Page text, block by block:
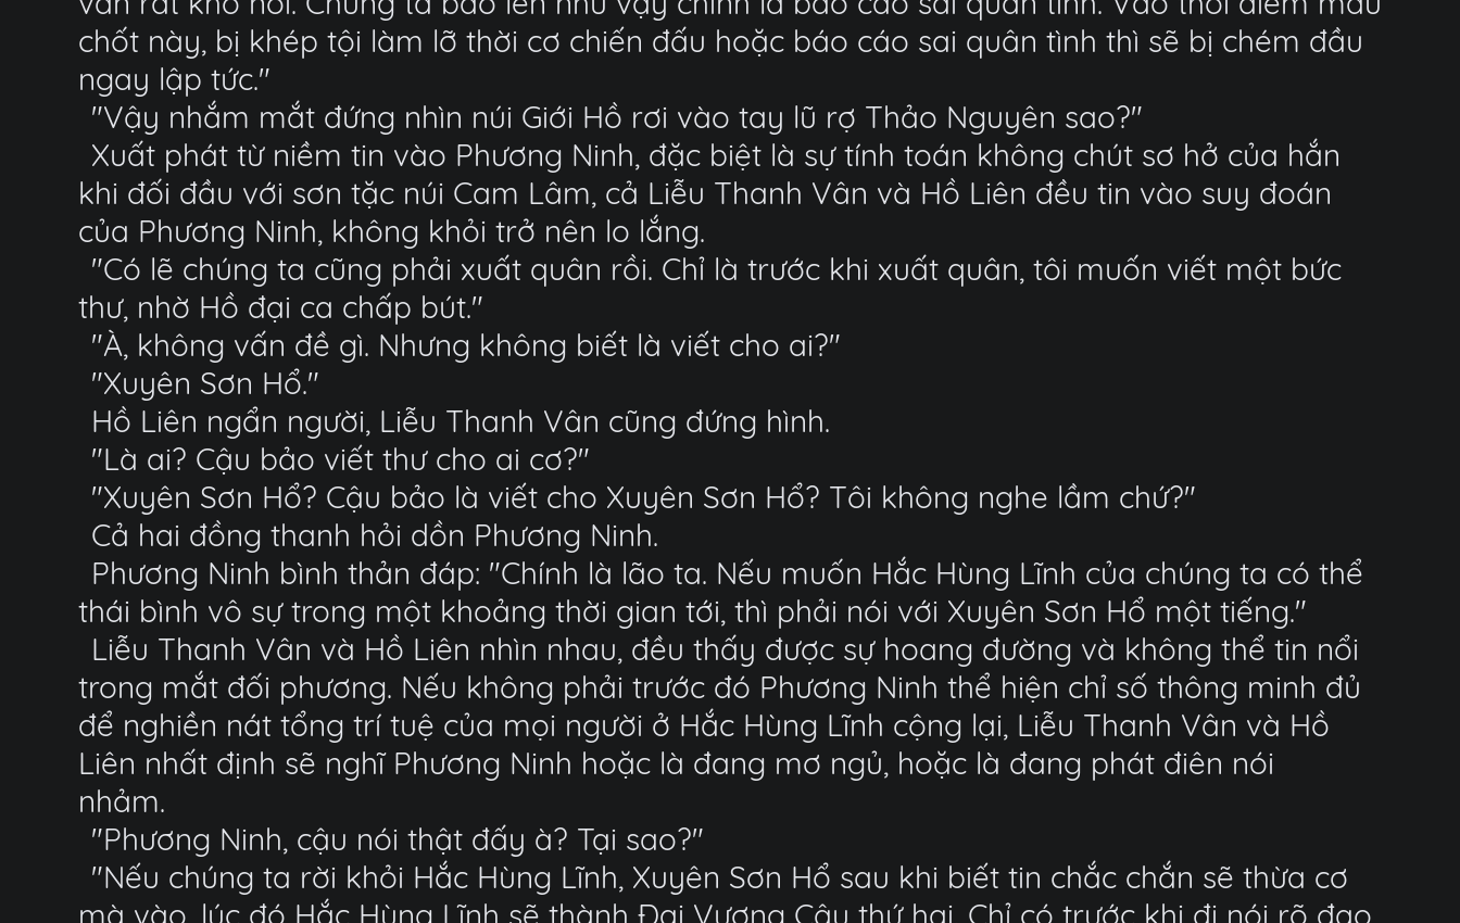
chốt này, bị khép tội làm lỡ thời cơ chiến đấu hoặc báo cáo sai quân tình thì sẽ bị chém đầu
ngay lập tức."
"Vậy nhắm mắt đứng nhìn núi Giới Hồ rơi vào tay lũ rợ Thảo Nguyên sao?"
Xuất phát từ niềm tin vào Phương Ninh, đặc biệt là sự tính toán không chút sơ hở của hắn
khi đối đầu với sơn tặc núi Cam Lâm, cả Liễu Thanh Vân và Hồ Liên đều tin vào suy đoán
của Phương Ninh, không khỏi trở nên lo lắng.
"Có lẽ chúng ta cũng phải xuất quân rồi. Chỉ là trước khi xuất quân, tôi muốn viết một bức
thư, nhờ Hồ đại ca chấp bút."
"À, không vấn đề gì. Nhưng không biết là viết cho ai?"
"Xuyên Sơn Hổ."
Hồ Liên ngẩn người, Liễu Thanh Vân cũng đứng hình.
"Là ai? Cậu bảo viết thư cho ai cơ?"
"Xuyên Sơn Hổ? Cậu bảo là viết cho Xuyên Sơn Hổ? Tôi không nghe lầm chứ?"
Cả hai đồng thanh hỏi dồn Phương Ninh.
Phương Ninh bình thản đáp: "Chính là lão ta. Nếu muốn Hắc Hùng Lĩnh của chúng ta có thể
thái bình vô sự trong một khoảng thời gian tới, thì phải nói với Xuyên Sơn Hổ một tiếng."
Liễu Thanh Vân và Hồ Liên nhìn nhau, đều thấy được sự hoang đường và không thể tin nổi
trong mắt đối phương. Nếu không phải trước đó Phương Ninh thể hiện chỉ số thông minh đủ
để nghiền nát tổng trí tuệ của mọi người ở Hắc Hùng Lĩnh cộng lại, Liễu Thanh Vân và Hồ
Liên nhất định sẽ nghĩ Phương Ninh hoặc là đang mơ ngủ, hoặc là đang phát điên nói
nhảm.
"Phương Ninh, cậu nói thật đấy à? Tại sao?"
"Nếu chúng ta rời khỏi Hắc Hùng Lĩnh, Xuyên Sơn Hổ sau khi biết tin chắc chắn sẽ thừa cơ
mà vào, lúc đó Hắc Hùng Lĩnh sẽ thành Đại Vương Câu thứ hai. Chỉ có trước khi đi nói rõ đạo